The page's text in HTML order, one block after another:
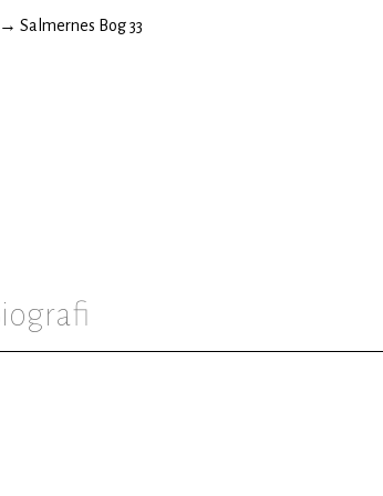
→ Salmernes Bog 33